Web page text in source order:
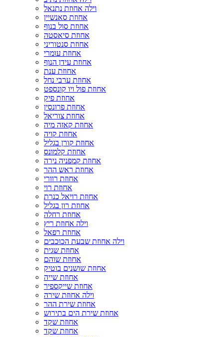
וילה אחוזת נתנאל
אחוזת סאנשיין
אחוזת סול בנוף
אחוזת סיאסטה
אחוזת סנטוריני
אחוזת עומרי
אחוזת עידן הנוף
אחוזת ענת
אחוזת ערבי נחל
אחוזת פול ויו קונספט
אחוזת פיק
אחוזת פרונסין
אחוזת צוריאל
אחוזת קאזה מיה
אחוזת קויה
אחוזת קורן בגליל
אחוזת קלמונס
אחוזת קמפניה נירה
אחוזת ראש ההר
אחוזת רוורי
אחוזת רוי
אחוזת רויאל כנרת
אחוזת רון בגליל
אחוזת רחלה
וילה אחוזת ריץ
אחוזת רפאל
וילה אחוזת שבעת הכוכבים
אחוזת שגית
אחוזת שוהם
אחוזת שושנים בוטיק
אחוזת שייה
אחוזת שייקספיר
וילה אחוזת שירה
אחוזת שירת ההר
אחוזת שירת הים בתירוש
אחוזת שקד
אחוזת שקד